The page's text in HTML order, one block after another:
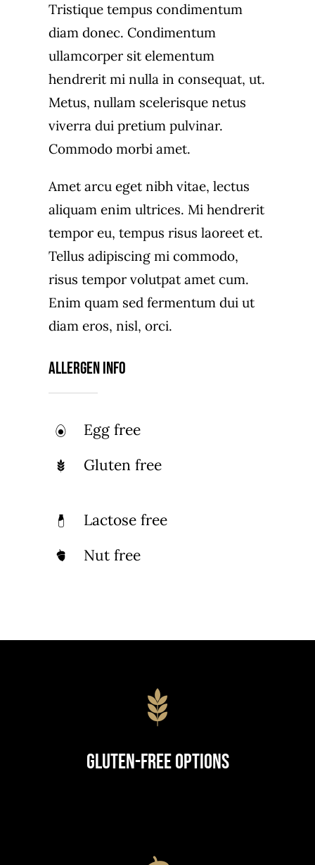
Tristique tempus condimentum
diam donec. Condimentum
ullamcorper sit elementum
hendrerit mi nulla in consequat, ut.
Metus, nullam scelerisque netus
viverra dui pretium pulvinar.
Commodo morbi amet.
Amet arcu eget nibh vitae, lectus
aliquam enim ultrices. Mi hendrerit
tempor eu, tempus risus laoreet et.
Tellus adipiscing mi commodo,
risus tempor volutpat amet cum.
Enim quam sed fermentum dui ut
diam eros, nisl, orci.
Allergen Info
Egg free
Gluten free
Lactose free
Nut free
Gluten-Free Options